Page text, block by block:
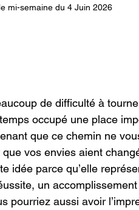
mi-semaine du 4 Juin 2026
de difficulté à
occupé une place
que ce chemin ne
vos envies aient
idée parce qu’elle
un
pourriez aussi avoir